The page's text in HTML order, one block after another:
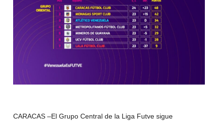
CARACAS –El Grupo Central de la Liga Futve sigue